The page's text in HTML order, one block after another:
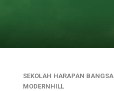
SEKOLAH HARAPAN BANGSA
MODERNHILL